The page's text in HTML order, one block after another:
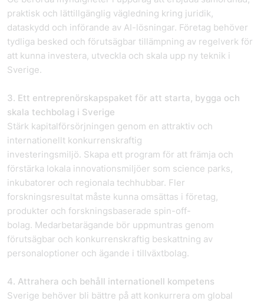
praktisk och lättillgänglig vägledning kring juridik,
dataskydd och införande av AI-lösningar. Företag behöver
tydliga besked och förutsägbar tillämpning av regelverk för
att kunna investera, utveckla och skala upp ny teknik i
Sverige.
3. Ett entreprenörskapspaket för att starta, bygga och
skala techbolag i Sverige
Stärk kapitalförsörjningen genom en attraktiv och
internationellt konkurrenskraftig
investeringsmiljö. Skapa ett program för att främja och
förstärka lokala innovationsmiljöer som science parks,
inkubatorer och regionala techhubbar. Fler
forskningsresultat måste kunna omsättas i företag,
produkter och forskningsbaserade spin-off-
bolag. Medarbetarägande bör uppmuntras genom
förutsägbar och konkurrenskraftig beskattning av
personaloptioner och ägande i tillväxtbolag.
4. Attrahera och behåll internationell kompetens
Sverige behöver bli bättre på att konkurrera om global